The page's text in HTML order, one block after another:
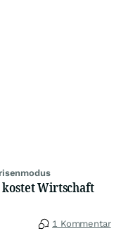
Wirtschaft
1 Kommentar